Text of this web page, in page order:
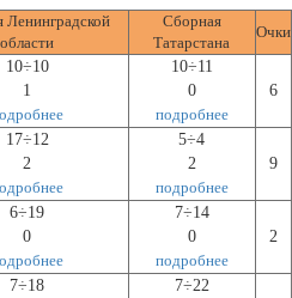
Ленинградской
области
Сборная
Татарстана
Очки
10÷10
1
10÷11
0
подробнее
6
17÷12
2
5÷4
2
подробнее
9
6÷19
0
7÷14
0
подробнее
2
7÷18
7÷22